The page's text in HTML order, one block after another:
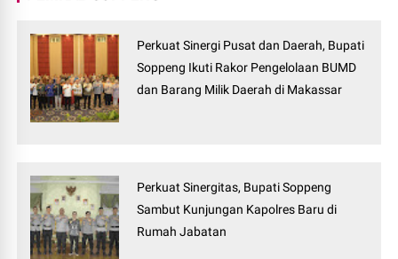
Perkuat Sinergi Pusat dan Daerah, Bupati
Soppeng Ikuti Rakor Pengelolaan BUMD
dan Barang Milik Daerah di Makassar
Perkuat Sinergitas, Bupati Soppeng
Sambut Kunjungan Kapolres Baru di
Rumah Jabatan